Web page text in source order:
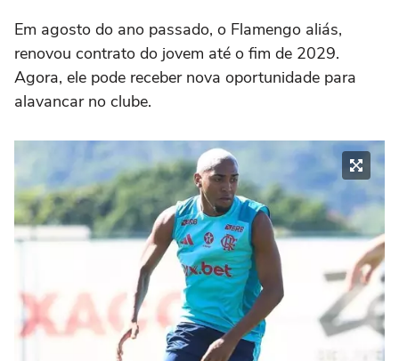
Em agosto do ano passado, o Flamengo aliás,
renovou contrato do jovem até o fim de 2029.
Agora, ele pode receber nova oportunidade para
alavancar no clube.